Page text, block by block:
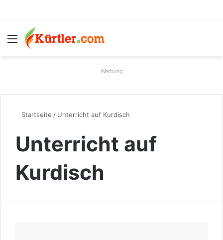
Menü
Werbung
Startseite / Unterricht auf Kurdisch
Unterricht auf
Kurdisch